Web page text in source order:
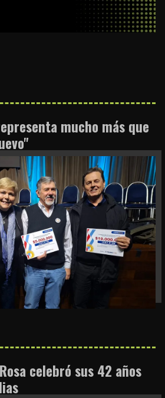
mucho más que
celebró sus 42 años